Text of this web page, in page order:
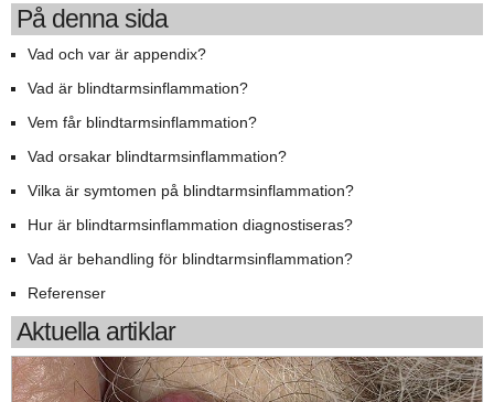
På denna sida
Vad och var är appendix?
Vad är blindtarmsinflammation?
Vem får blindtarmsinflammation?
Vad orsakar blindtarmsinflammation?
Vilka är symtomen på blindtarmsinflammation?
Hur är blindtarmsinflammation diagnostiseras?
Vad är behandling för blindtarmsinflammation?
Referenser
Aktuella artiklar